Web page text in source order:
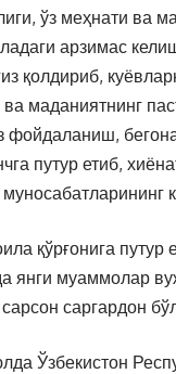
ўз меҳнати ва
арзимас
қолдириб,
ва маданиятнинг
фойдаланиш,
путур етиб,
қўрғонига
янги муаммолар
саргардон
Ўзбекистон